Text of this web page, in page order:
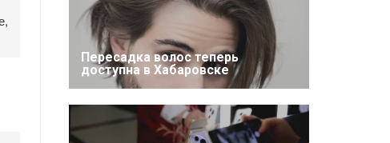
Пересадка волос теперь
доступна в Хабаровске